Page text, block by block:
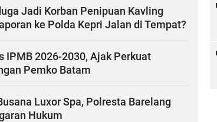
Jadi Korban Penipuan Kavling
ke Polda Kepri Jalan di Tempat?
IPMB 2026-2030, Ajak Perkuat
Pemko Batam
Luxor Spa, Polresta Barelang
Hukum